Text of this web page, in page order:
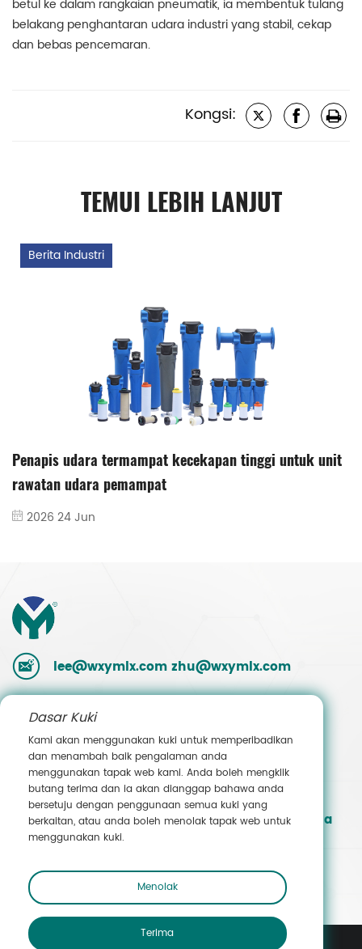
betul ke dalam rangkaian pneumatik, ia membentuk tulang
belakang penghantaran udara industri yang stabil, cekap
dan bebas pencemaran.
Kongsi:
TEMUI LEBIH LANJUT
Berita Industri
Penapis udara termampat kecekapan tinggi untuk unit
rawatan udara pemampat
2026 24 Jun
lee@wxymlx.com zhu@wxymlx.com
181-6893-1865/189-6180-1586
0086-510-85581586
9, Jalan Mengcun, Taman Perindustrian
Hudai, Daerah Binhu, Wuxi, Jiangsu, China
Hubungi Jualan
Dasar Kuki
Kami akan menggunakan kuki untuk memperibadikan
dan menambah baik pengalaman anda
menggunakan tapak web kami. Anda boleh mengklik
butang terima dan ia akan dianggap bahawa anda
bersetuju dengan penggunaan semua kuki yang
berkaitan, atau anda boleh menolak tapak web untuk
menggunakan kuki.
Menolak
Terima